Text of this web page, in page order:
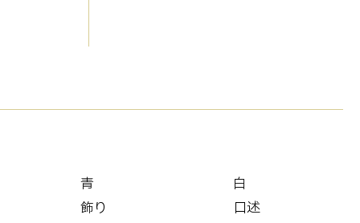
青
白
飾り
口述